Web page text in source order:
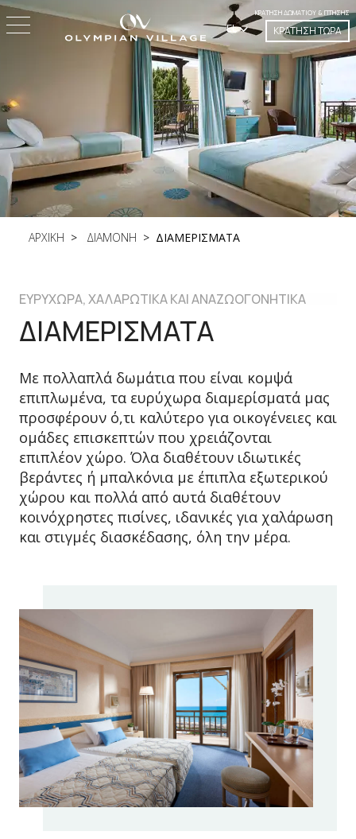
EL
ΚΡΆΤΗΣΗ ΔΩΜΑΤΊΟΥ & ΠΤΉΣΗΣ
ΚΡΑΤΗΣΗ ΤΩΡΑ
ΑΡΧΙΚΗ ΔΙΑΜΟΝΗ ΔΙΑΜΕΡΙΣΜΑΤΑ
ΕΥΡYΧΩΡΑ, ΧΑΛΑΡΩΤΙΚA ΚΑΙ ΑΝΑΖΩΟΓΟΝΗΤΙΚA
ΔΙΑΜΕΡΙΣΜΑΤΑ
Με πολλαπλά δωμάτια που είναι κομψά
επιπλωμένα, τα ευρύχωρα διαμερίσματά μας
προσφέρουν ό,τι καλύτερο για οικογένειες και
ομάδες επισκεπτών που χρειάζονται
επιπλέον χώρο. Όλα διαθέτουν ιδιωτικές
βεράντες ή μπαλκόνια με έπιπλα εξωτερικού
χώρου και πολλά από αυτά διαθέτουν
κοινόχρηστες πισίνες, ιδανικές για χαλάρωση
και στιγμές διασκέδασης, όλη την μέρα.